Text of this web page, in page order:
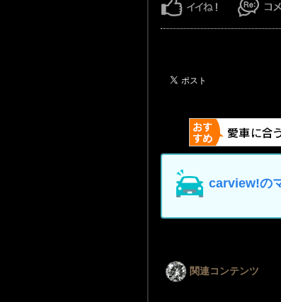
carview!の
関連コンテンツ